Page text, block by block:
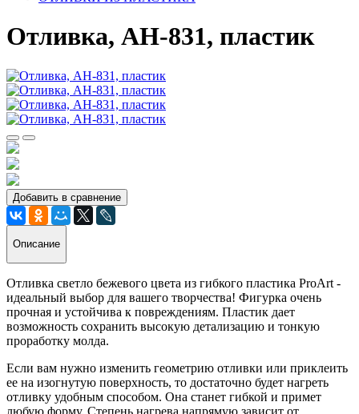
Отливка, АН-831, пластик
Добавить в сравнение
Описание
Отливка светло бежевого цвета из гибкого пластика ProArt -
идеальный выбор для вашего творчества! Фигурка очень
прочная и устойчива к повреждениям. Пластик дает
возможность сохранить высокую детализацию и тонкую
проработку молда.
Если вам нужно изменить геометрию отливки или приклеить
ее на изогнутую поверхность, то достаточно будет нагреть
отливку удобным способом. Она станет гибкой и примет
любую форму. Степень нагрева напрямую зависит от